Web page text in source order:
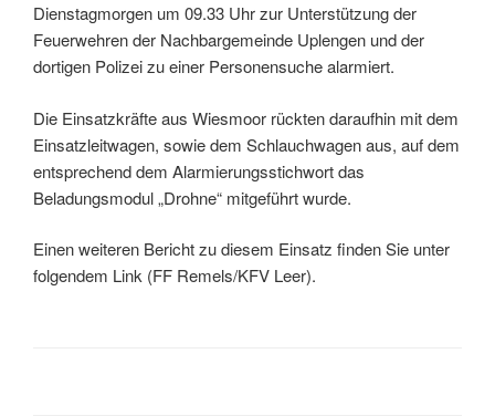
Dienstagmorgen um 09.33 Uhr zur Unterstützung der
Feuerwehren der Nachbargemeinde Uplengen und der
dortigen Polizei zu einer Personensuche alarmiert.
Die Einsatzkräfte aus Wiesmoor rückten daraufhin mit dem
Einsatzleitwagen, sowie dem Schlauchwagen aus, auf dem
entsprechend dem Alarmierungsstichwort das
Beladungsmodul „Drohne“ mitgeführt wurde.
Einen weiteren Bericht zu diesem Einsatz finden Sie unter
folgendem Link (FF Remels/KFV Leer).